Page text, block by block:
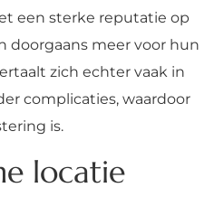
een sterke reputatie op
doorgaans meer voor hun
zich echter vaak in
complicaties, waardoor
is.
locatie